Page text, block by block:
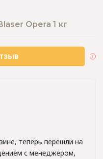
Opera 1 кг
теперь перешли на
с менеджером,